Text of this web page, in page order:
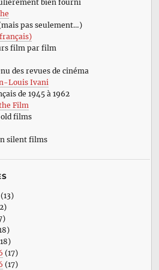
bien fourni
pas seulement…)
film par film
des revues de cinéma
Louis Ivani
de 1945 à 1962
Film
films
silent films
(13)
(17)
(17)